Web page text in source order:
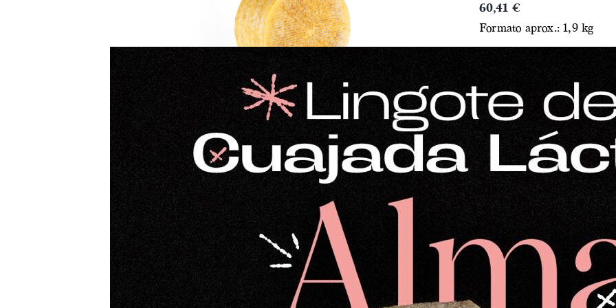
60,41 €
Formato aprox.: 1,9 kg
Queso curado elaborado
madurado durante más
sabor equilibrado, con
pastoreo.
También disponible en
Medio queso curado de
Cuarto de queso